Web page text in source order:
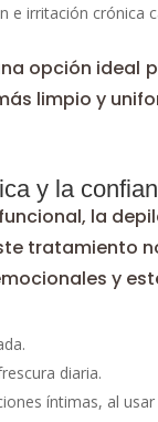
e irritación crónica
opción ideal
limpio y
y la
la
tratamiento
y
diaria.
íntimas, al